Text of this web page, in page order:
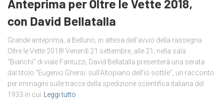
Anteprima per Oltre le Vette 2018,
con David Bellatalla
Grande anteprima, a Belluno, in attesa dell’avvio della rassegna
Oltre le Vette 2018! Venerdì 21 settembre, alle 21, nella sala
“Bianchi” di viale Fantuzzi, David Bellatalla presenterà una serata
dal titolo “Eugenio Ghersi: sull’Altopiano dell’io sottile”, un racconto
per immagini sulle tracce della spedizione scientifica italiana del
1933 in cui
Leggi tutto